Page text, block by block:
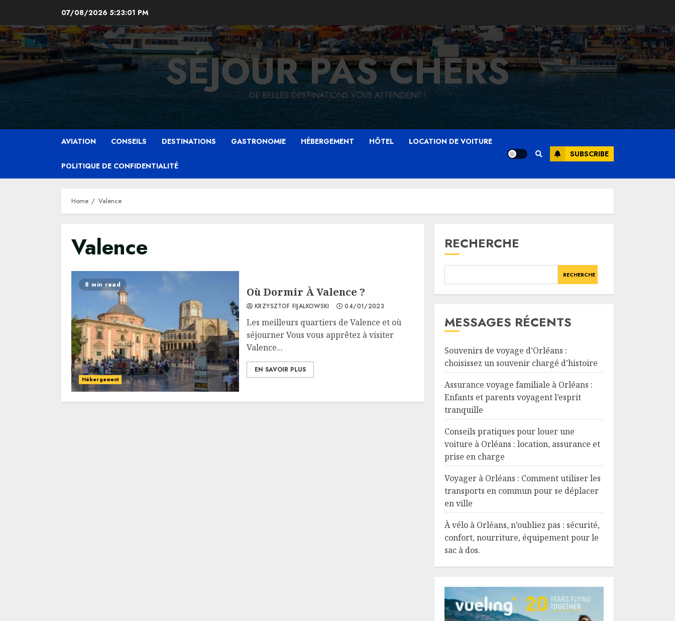
content
07/08/2026 5:23:01 PM
SÉJOUR PAS CHERS
DE BELLES DESTINATIONS VOUS ATTENDENT !
AVIATION CONSEILS DESTINATIONS GASTRONOMIE HÉBERGEMENT HÔTEL LOCATION DE VOITURE
POLITIQUE DE CONFIDENTIALITÉ
SUBSCRIBE
Home Valence
Valence
8 min read
Hébergement
Où Dormir À Valence ?
KRZYSZTOF FIJALKOWSKI 04/01/2023
Les meilleurs quartiers de Valence et où
séjourner Vous vous apprêtez à visiter
Valence...
EN SAVOIR PLUS
RECHERCHE
RECHERCHE
MESSAGES RÉCENTS
Souvenirs de voyage d’Orléans :
choisissez un souvenir chargé d’histoire
Assurance voyage familiale à Orléans :
Enfants et parents voyagent l’esprit
tranquille
Conseils pratiques pour louer une
voiture à Orléans : location, assurance et
prise en charge
Voyager à Orléans : Comment utiliser les
transports en commun pour se déplacer
en ville
À vélo à Orléans, n’oubliez pas : sécurité,
confort, nourriture, équipement pour le
sac à dos.